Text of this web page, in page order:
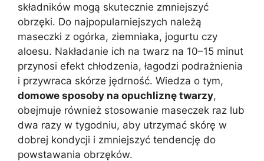
składników mogą skutecznie zmniejszyć
obrzęki. Do najpopularniejszych należą
maseczki z ogórka, ziemniaka, jogurtu czy
aloesu. Nakładanie ich na twarz na 10–15 minut
przynosi efekt chłodzenia, łagodzi podrażnienia
i przywraca skórze jędrność. Wiedza o tym,
domowe sposoby na opuchliznę twarzy,
obejmuje również stosowanie maseczek raz lub
dwa razy w tygodniu, aby utrzymać skórę w
dobrej kondycji i zmniejszyć tendencję do
powstawania obrzęków.